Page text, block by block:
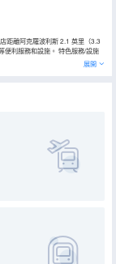
距離阿克羅波利斯 2.1 英里（3.3
便利服務和設施。 特色服務/設施
您定能在旅途中找到家的舒適。提
施的私人浴室提供大花灑淋浴噴
展開